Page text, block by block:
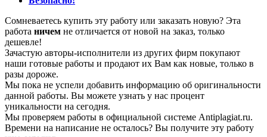
Сомневаетесь купить эту работу или заказать новую? Эта
работа ничем не отличается от новой на заказ, только
дешевле!
Зачастую авторы-исполнители из других фирм покупают
наши готовые работы и продают их Вам как новые, только в
разы дороже.
Мы пока не успели добавить информацию об оригинальности
данной работы. Вы можете узнать у нас процент
уникальности на сегодня.
Мы проверяем работы в официальной системе Аntiplagiat.ru.
Времени на написание не осталось? Вы получите эту работу